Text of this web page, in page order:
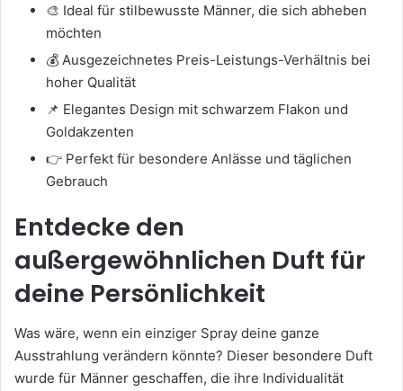
🎨 Ideal für stilbewusste Männer, die sich abheben
möchten
💰 Ausgezeichnetes Preis-Leistungs-Verhältnis bei
hoher Qualität
📌 Elegantes Design mit schwarzem Flakon und
Goldakzenten
👉 Perfekt für besondere Anlässe und täglichen
Gebrauch
Entdecke den
außergewöhnlichen Duft für
deine Persönlichkeit
Was wäre, wenn ein einziger Spray deine ganze
Ausstrahlung verändern könnte? Dieser besondere Duft
wurde für Männer geschaffen, die ihre Individualität